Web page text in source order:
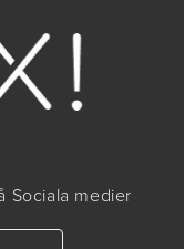
Sociala medier